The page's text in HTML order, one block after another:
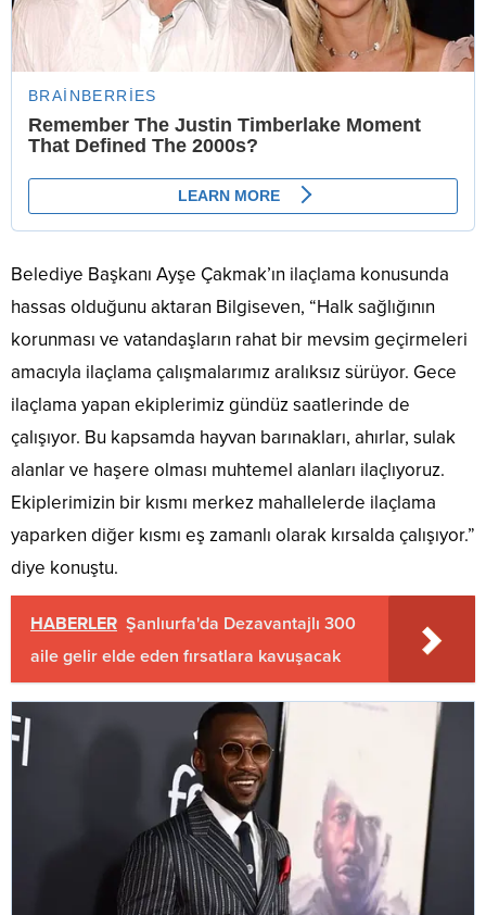
Belediye Başkanı Ayşe Çakmak’ın ilaçlama konusunda
hassas olduğunu aktaran Bilgiseven, “Halk sağlığının
korunması ve vatandaşların rahat bir mevsim geçirmeleri
amacıyla ilaçlama çalışmalarımız aralıksız sürüyor. Gece
ilaçlama yapan ekiplerimiz gündüz saatlerinde de
çalışıyor. Bu kapsamda hayvan barınakları, ahırlar, sulak
alanlar ve haşere olması muhtemel alanları ilaçlıyoruz.
Ekiplerimizin bir kısmı merkez mahallelerde ilaçlama
yaparken diğer kısmı eş zamanlı olarak kırsalda çalışıyor.”
diye konuştu.
HABERLER Şanlıurfa'da Dezavantajlı 300
aile gelir elde eden fırsatlara kavuşacak